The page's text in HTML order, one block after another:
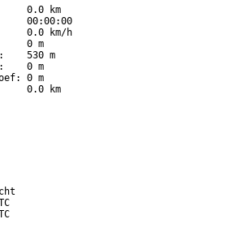
0.0 km
00:00:00
0.0 km/h
0 m
530 m
0 m
0 m
0.0 km